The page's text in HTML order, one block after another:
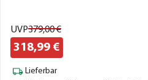
UVP379,00€
318,99 €
Lieferbar